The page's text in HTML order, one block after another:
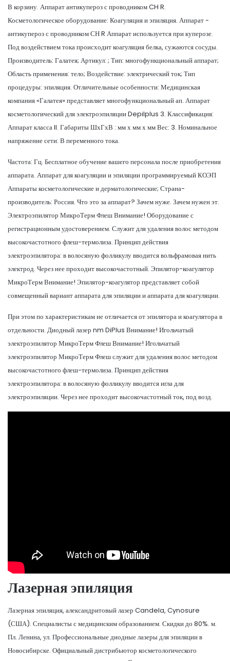
В корзину. Аппарат антикупероз с проводником CH R.
Косметологическое оборудование: Коагуляция и эпиляция. Аппарат -
антикупероз с проводником СН R Аппарат используется при куперозе.
Под воздействием тока происходит коагуляция белка, сужаются сосуды.
Производитель: Галатея; Артикул: ; Тип: многофункциональный аппарат;
Область применения: тело; Воздействие: электрический ток; Тип
процедуры: эпиляция. Отличительные особенности: Медицинская
компания «Галатея» представляет многофункциональный ап. Аппарат
косметологический для электроэпиляции Depilplus 3. Классификация:
Аппарат класса II. Габариты ШхГхВ : мм х мм х мм Вес: 3. Номинальное
напряжение сети: В переменного тока.
Частота: Гц. Бесплатное обучение вашего персонала после приобретения
аппарата. Аппарат для коагуляции и эпиляции программируемый КОЭП
Аппараты косметологические и дерматологические; Страна-
производитель: Россия. Что это за аппарат? Зачем нуже. Зачем нужен эт.
Электроэпилятор МикроТерм Флеш Внимание! Оборудование с
регистрационным удостоверением. Служит для удаления волос методом
высокочастотного флеш-термолиза. Принцип действия
электроэпилятора: в волосяную фолликулу вводится вольфрамовая нить
электрод. Через нее проходит высокочастотный. Эпилятор-коагулятор
МикроТерм Внимание! Эпилятор-коагулятор представляет собой
совмещенный вариант аппарата для эпиляции и аппарата для коагуляции.
При этом по характеристикам не отличается от эпилятора и коагулятора в
отдельности. Диодный лазер nm DiPlus Внимание! Игольчатый
электроэпилятор МикроТерм Флеш Внимание! Игольчатый
электроэпилятор МикроТерм Флеш служит для удаления волос методом
высокочастотного флеш-термолиза. Принцип действия
электроэпилятора: в волосяную фолликулу вводится игла для
электроэпиляции. Через нее проходит высокочастотный ток, под возд.
Лазерная эпиляция
Лазерная эпиляция, александритовый лазер Candela, Cynosure
(США). Специалисты с медицинским образованием. Скидки до 80%. м.
Пл. Ленина, ул. Профессиональные диодные лазеры для эпиляции в
Новосибирске. Официальный дистрибьютор косметологического